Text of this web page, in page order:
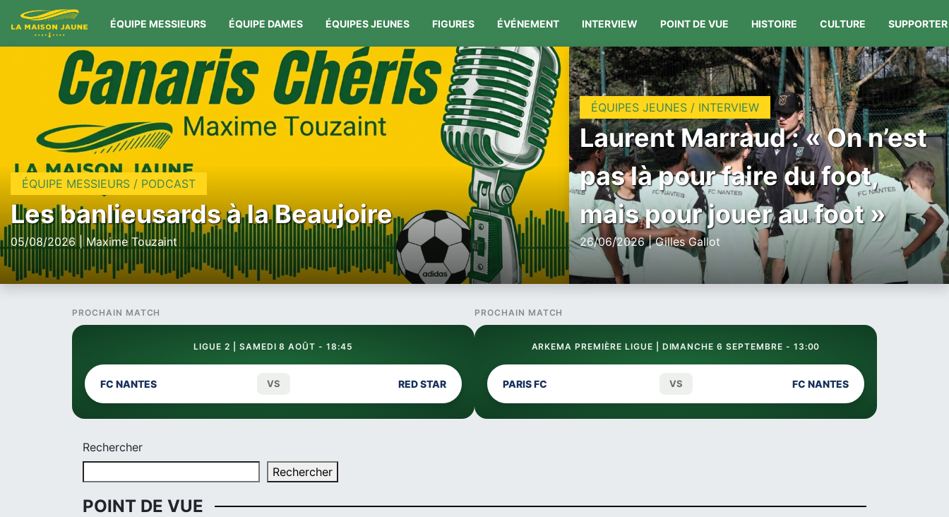
ÉQUIPE MESSIEURS ÉQUIPE DAMES ÉQUIPES JEUNES FIGURES ÉVÉNEMENT INTERVIEW POINT DE VUE HISTOIRE CULTURE SUPPORTER
ÉQUIPE MESSIEURS / PODCAST
Les banlieusards à la Beaujoire
05/08/2026 | Maxime Touzaint
ÉQUIPES JEUNES / INTERVIEW
Laurent Marraud : « On n’est
pas là pour faire du foot,
mais pour jouer au foot »
26/06/2026 | Gilles Gallot
PROCHAIN MATCH
LIGUE 2 | SAMEDI 8 AOÛT - 18:45
FC NANTES VS RED STAR
PROCHAIN MATCH
ARKEMA PREMIÈRE LIGUE | DIMANCHE 6 SEPTEMBRE - 13:00
PARIS FC VS FC NANTES
Rechercher
Rechercher
POINT DE VUE